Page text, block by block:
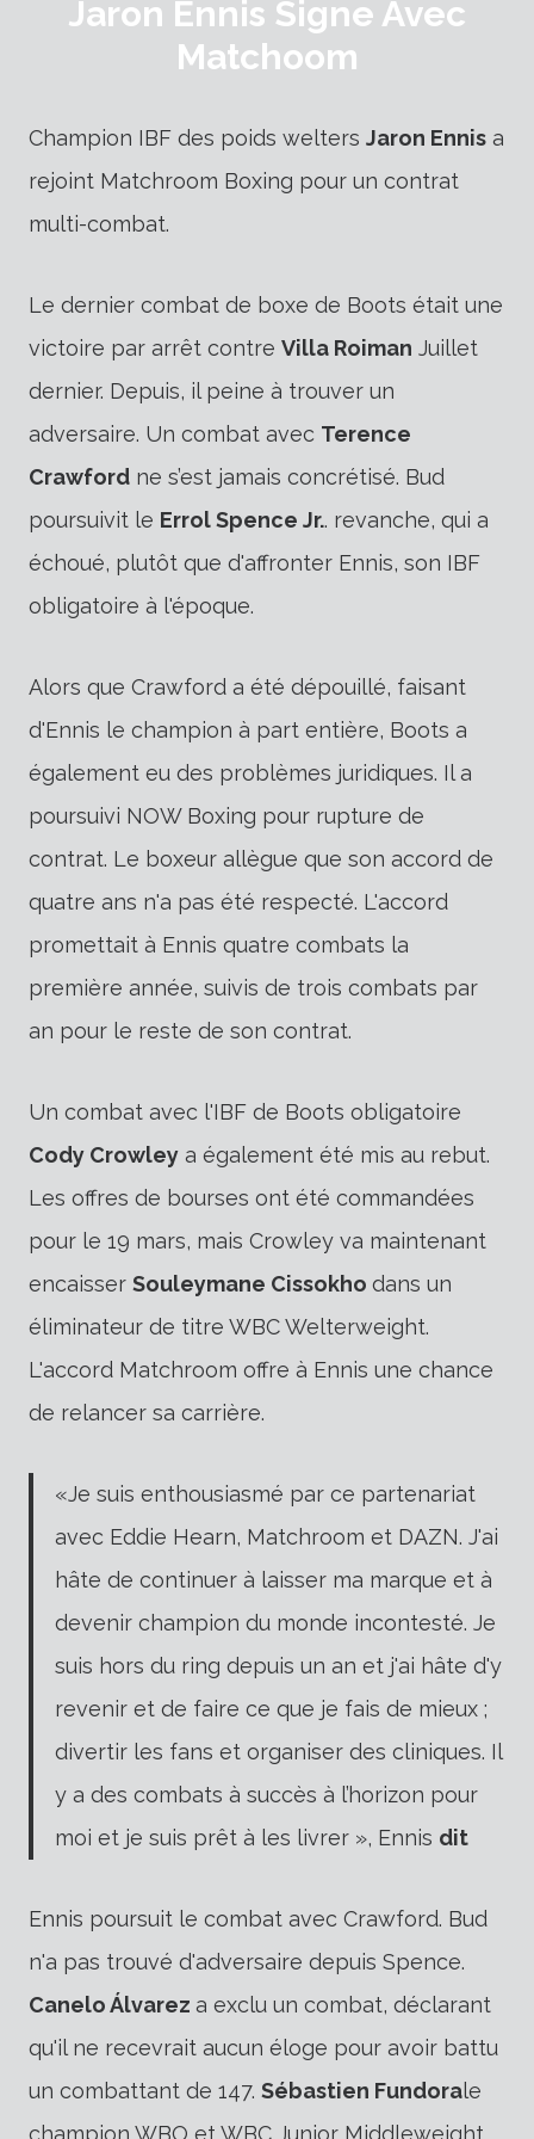
Jaron Ennis Signe Avec
Matchoom
Champion IBF des poids welters Jaron Ennis a
rejoint Matchroom Boxing pour un contrat
multi-combat.
Le dernier combat de boxe de Boots était une
victoire par arrêt contre Villa Roiman Juillet
dernier. Depuis, il peine à trouver un
adversaire. Un combat avec Terence
Crawford ne s’est jamais concrétisé. Bud
poursuivit le Errol Spence Jr.. revanche, qui a
échoué, plutôt que d'affronter Ennis, son IBF
obligatoire à l'époque.
Alors que Crawford a été dépouillé, faisant
d'Ennis le champion à part entière, Boots a
également eu des problèmes juridiques. Il a
poursuivi NOW Boxing pour rupture de
contrat. Le boxeur allègue que son accord de
quatre ans n'a pas été respecté. L'accord
promettait à Ennis quatre combats la
première année, suivis de trois combats par
an pour le reste de son contrat.
Un combat avec l'IBF de Boots obligatoire
Cody Crowley a également été mis au rebut.
Les offres de bourses ont été commandées
pour le 19 mars, mais Crowley va maintenant
encaisser Souleymane Cissokho dans un
éliminateur de titre WBC Welterweight.
L'accord Matchroom offre à Ennis une chance
de relancer sa carrière.
«Je suis enthousiasmé par ce partenariat
avec Eddie Hearn, Matchroom et DAZN. J'ai
hâte de continuer à laisser ma marque et à
devenir champion du monde incontesté. Je
suis hors du ring depuis un an et j'ai hâte d'y
revenir et de faire ce que je fais de mieux ;
divertir les fans et organiser des cliniques. Il
y a des combats à succès à l’horizon pour
moi et je suis prêt à les livrer », Ennis dit
Ennis poursuit le combat avec Crawford. Bud
n'a pas trouvé d'adversaire depuis Spence.
Canelo Álvarez a exclu un combat, déclarant
qu'il ne recevrait aucun éloge pour avoir battu
un combattant de 147. Sébastien Fundorale
champion WBO et WBC Junior Middleweight,